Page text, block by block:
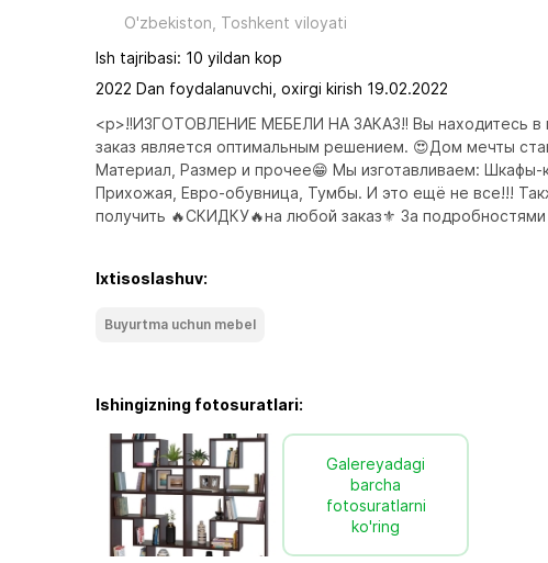
O'zbekiston, Toshkent viloyati
Ish tajribasi: 10 yildan kop
2022 Dan foydalanuvchi, oxirgi kirish 19.02.2022
<p>‼️ИЗГОТОВЛЕНИЕ МЕБЕЛИ НА ЗАКАЗ‼️ Вы находитесь в
заказ является оптимальным решением. 😍Дом мечты
Материал, Размер и прочее😁 Мы изготавливаем: Шкафы-
Прихожая, Евро-обувница, Тумбы. И это ещё не все!!!
получить 🔥СКИДКУ🔥на любой заказ⚜️ За
Ixtisoslashuv:
Buyurtma uchun mebel
Ishingizning fotosuratlari:
Galereyadagi
barcha
fotosuratlarni
ko'ring